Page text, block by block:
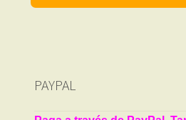
PAYPAL